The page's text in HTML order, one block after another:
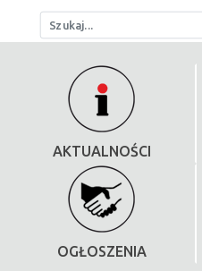
AKTUALNOŚCI
OGŁOSZENIA